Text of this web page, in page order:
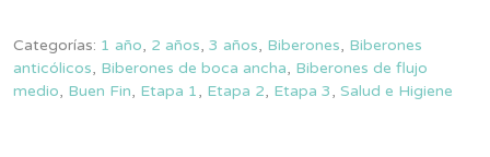
y
Baño
cantidad
Categorías: 1 año, 2 años, 3 años, Biberones, Biberones
anticólicos, Biberones de boca ancha, Biberones de flujo
medio, Buen Fin, Etapa 1, Etapa 2, Etapa 3, Salud e Higiene